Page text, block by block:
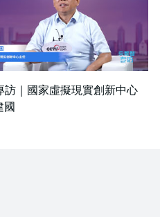
訪｜國家虛擬現實創新中心
國